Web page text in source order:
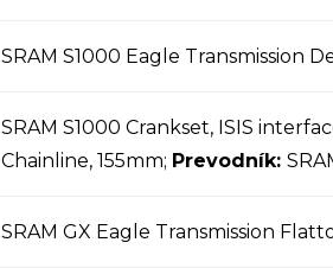
SRAM S1000 Eagle Transmission
SRAM S1000 Crankset, ISIS
Chainline, 155mm; Prevodník:
SRAM GX Eagle Transmission